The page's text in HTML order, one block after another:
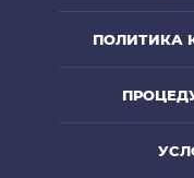
ПОЛИТИКА